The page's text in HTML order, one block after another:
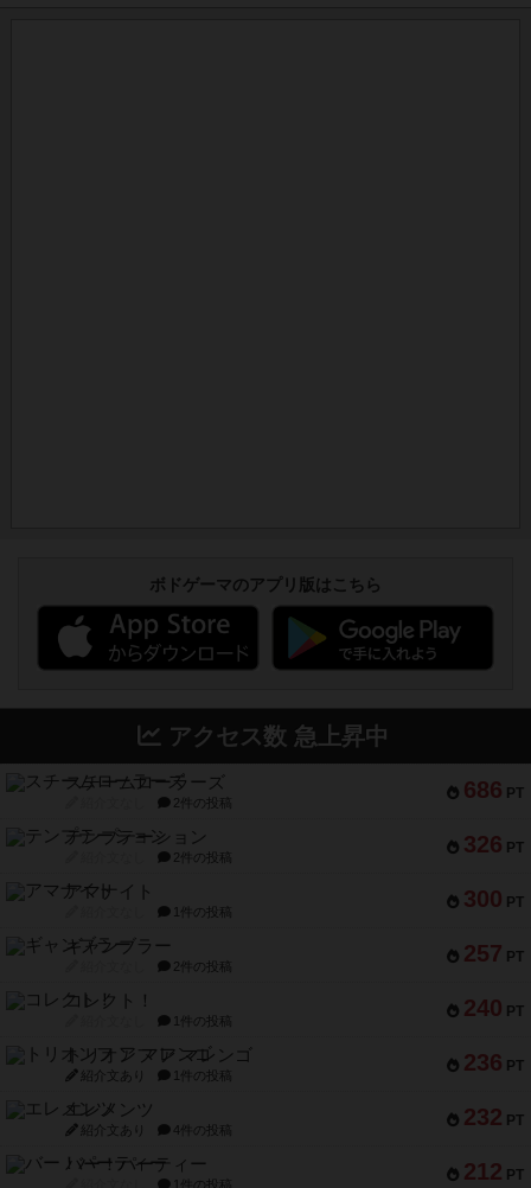
ボドゲーマのアプリ版はこちら
アクセス数 急上昇中
686 PT
スチームローラーズ
2件の投稿
326 PT
テンプテーション
2件の投稿
300 PT
アマナイト
1件の投稿
257 PT
ギャンブラー
2件の投稿
240 PT
コレクト！
1件の投稿
236 PT
トリオンフ ア マレンゴ
紹介文あり 1件の投稿
232 PT
エレメンツ
紹介文あり 4件の投稿
212 PT
バー！パーティー
1件の投稿